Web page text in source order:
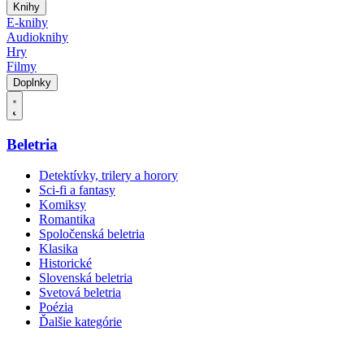
Knihy
E-knihy
Audioknihy
Hry
Filmy
Doplnky
Beletria
Detektívky, trilery a horory
Sci-fi a fantasy
Komiksy
Romantika
Spoločenská beletria
Klasika
Historické
Slovenská beletria
Svetová beletria
Poézia
Ďalšie kategórie